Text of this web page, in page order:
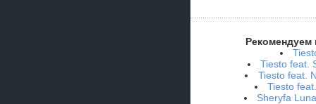
Рекомендуем
Tiesto feat.
Tiesto feat.
Tiesto
Sheryfa